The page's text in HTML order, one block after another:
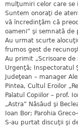
mulţumiri celor care se
Suntem onoraţi de
vă încredinţăm că
oameni” şi semnată de
Au urmat scurte
frumos gest de
Au primit „Scrisoare
Urgenţă; Inspectoratul
Judeţean – manager
Pintea, Cultul Eroilor
Palatul Copiilor – prof.
„Astra” Năsăud şi
Ioan Bor; Parohia
S-au purtat discuţii şi